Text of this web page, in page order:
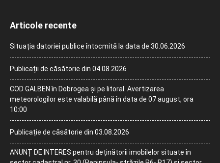
Articole recente
Situația datoriei publice întocmită la data de 30.06.2026
Publicații de căsătorie din 04.08.2026
COD GALBEN în Dobrogea și pe litoral. Avertizarea
meteorologilor este valabilă până în data de 07 august, ora
10:00
Publicație de căsătorie din 03.08.2026
ANUNȚ DE INTERES pentru deținătorii imobilelor situate în